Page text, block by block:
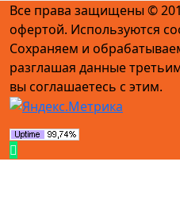
Все права защищены ©
офертой. Используются
Сохраняем и
разглашая данные
вы соглашаетесь с этим.